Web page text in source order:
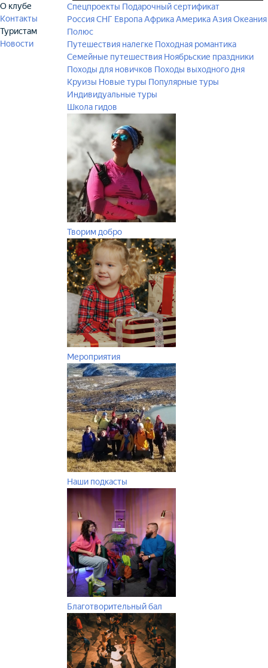
О клубе
Контакты
Туристам
Новости
Спецпроекты Подарочный сертификат
РоссияСНГ ЕвропаАфрикаАмерикаАзияОкеания
Полюс
Путешествия налегке Походная романтика
Семейные путешествия Ноябрьские праздники
Походы для новичков Походы выходного дня
Круизы Новые туры Популярные туры
Индивидуальные туры
Школа гидов
Творим добро
Мероприятия
Наши подкасты
Благотворительный бал